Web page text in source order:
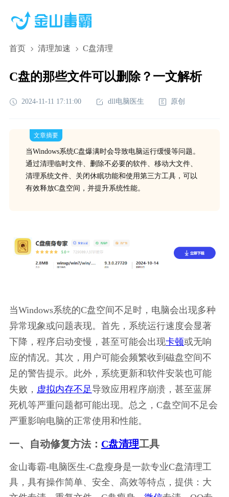
首页 清理加速 C盘清理
C盘的那些文件可以删除？一文解析
2024-11-11 17:11:00 dll电脑医生 原创
文章摘要
当Windows系统C盘爆满时会导致电脑运行缓慢等问题。
通过清理临时文件、删除不必要的软件、移动大文件、
清理系统文件、关闭休眠功能和使用第三方工具，可以
有效释放C盘空间，并提升系统性能。
当Windows系统的C盘空间不足时，电脑会出现多种
异常现象或问题表现。首先，系统运行速度会显著
下降，程序启动变慢，甚至可能会出现卡顿或无响
应的情况。其次，用户可能会频繁收到磁盘空间不
足的警告提示。此外，系统更新和软件安装也可能
失败， 虚拟内存不足导致应用程序崩溃，甚至蓝屏
死机等严重问题都可能出现。总之，C盘空间不足会
严重影响电脑的正常使用和性能。
一、自动修复方法： C盘清理工具
金山毒霸-电脑医生-C盘瘦身是一款专业C盘清理工
具，具有操作简单、安全、高效等特点，提供：大